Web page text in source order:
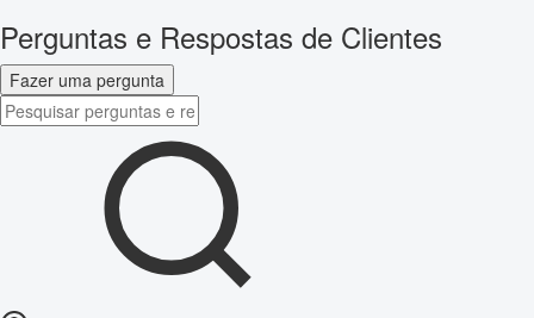
Perguntas e Respostas de Clientes
Fazer uma pergunta